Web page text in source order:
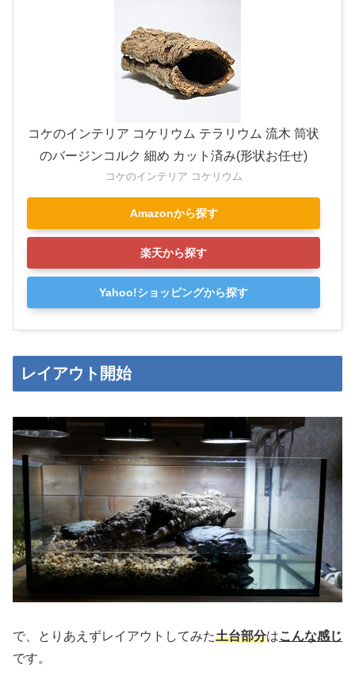
コケのインテリア コケリウム テラリウム 流木 筒状
のバージンコルク 細め カット済み(形状お任せ)
コケのインテリア コケリウム
Amazonから探す
楽天から探す
Yahoo!ショッピングから探す
レイアウト開始
で、とりあえずレイアウトしてみた土台部分はこんな感じ
です。